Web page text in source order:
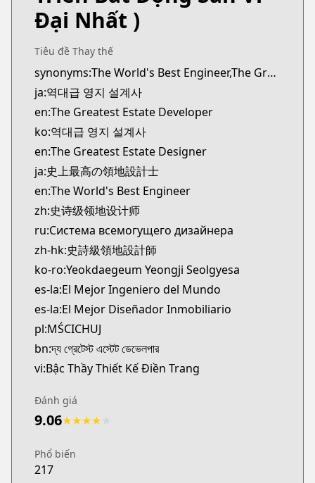
novelUpdates
https://www.novelupdates.com/series/the-
Official English
Official English
https://www.webtoons.com/en/fantasy/the-
Webtoons
Webtoons
https://www.webtoons.com/es/fantasy/the-
Webtoons
https://www.webtoons.com/fr/fantasy/
Webtoons
Webtoons
https://www.webtoons.com/zh-hant/fantasy/
Webtoons
Webtoons
https://www.webtoons.com/th/fantasy/the-
Dongman Manhua
Dongman Manhua
http://www.dongmanmanhua.cn/BOY/
Webtoons
Webtoons
Naver Series
Naver Series
Naver Webtoon
Naver Webtoon
Đại Nhất )
Tiêu đề Thay thế
synonyms:The World's Best Engineer,The Greatest Estate Designer,Yeokdaegeup Yeongji Seolgyesa
ja:역대급 영지 설계사
en:The Greatest Estate Developer
ko:역대급 영지 설계사
en:The Greatest Estate Designer
ja:史上最高の領地設計士
en:The World's Best Engineer
zh:史诗级领地设计师
ru:Система всемогущего дизайнера
zh-hk:史詩級領地設計師
ko-ro:Yeokdaegeum Yeongji Seolgyesa
es-la:El Mejor Ingeniero del Mundo
es-la:El Mejor Diseñador Inmobiliario
pl:MŚCICHUJ
bn:দ্য গ্রেটেস্ট এস্টেট ডেভেলপার
vi:Bậc Thầy Thiết Kế Điền Trang
Đánh giá
9.06★★★★
Phổ biến
217